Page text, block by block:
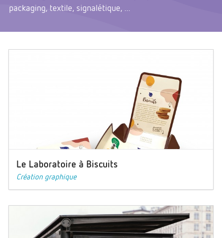
packaging, textile, signalétique, ...
Le Laboratoire à Biscuits
Création graphique